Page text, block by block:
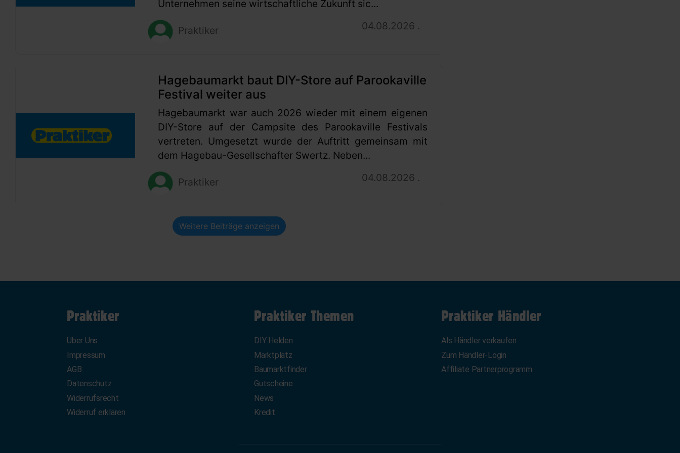
Unternehmen seine wirtschaftliche Zukunft sic...
Praktiker 04.08.2026 .
Hagebaumarkt baut DIY-Store auf Parookaville
Festival weiter aus
Hagebaumarkt war auch 2026 wieder mit einem eigenen
DIY-Store auf der Campsite des Parookaville Festivals
vertreten. Umgesetzt wurde der Auftritt gemeinsam mit
dem Hagebau-Gesellschafter Swertz. Neben...
Praktiker 04.08.2026 .
Weitere Beiträge anzeigen
Praktiker
Über Uns
Impressum
AGB
Datenschutz
Widerrufsrecht
Widerruf erklären
Praktiker Themen
DIY Helden
Marktplatz
Baumarktfinder
Gutscheine
News
Kredit
Praktiker Händler
Als Händler verkaufen
Zum Händler-Login
Affiliate Partnerprogramm